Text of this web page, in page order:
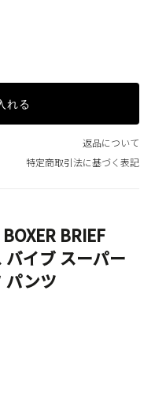
れる
返品について
特定商取引法に基づく表記
BRIEF
バイブ スーパー
パンツ